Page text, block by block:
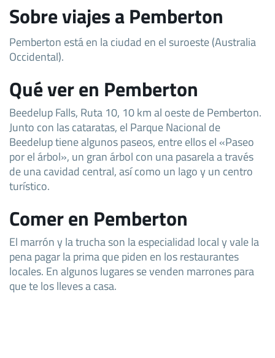
Sobre viajes a Pemberton
Pemberton está en la ciudad en el suroeste (Australia
Occidental).
Qué ver en Pemberton
Beedelup Falls, Ruta 10, 10 km al oeste de Pemberton.
Junto con las cataratas, el Parque Nacional de
Beedelup tiene algunos paseos, entre ellos el «Paseo
por el árbol», un gran árbol con una pasarela a través
de una cavidad central, así como un lago y un centro
turístico.
Comer en Pemberton
El marrón y la trucha son la especialidad local y vale la
pena pagar la prima que piden en los restaurantes
locales. En algunos lugares se venden marrones para
que te los lleves a casa.